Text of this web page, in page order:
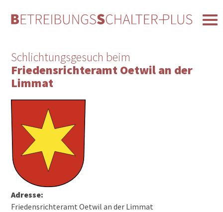
Schlichtungsgesuch beim
Friedensrichteramt Oetwil an der
Limmat
Adresse:
Friedensrichteramt Oetwil an der Limmat